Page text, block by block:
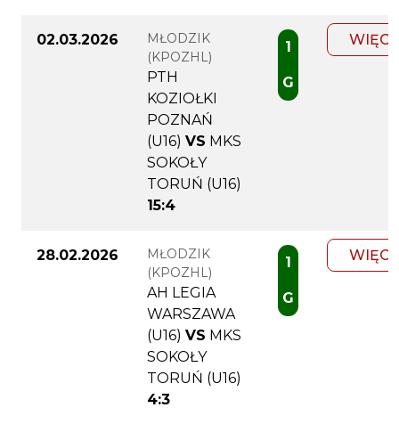
02.03.2026
MŁODZIK
(KPOZHL)
PTH
KOZIOŁKI
POZNAŃ
(U16) VS MKS
SOKOŁY
TORUŃ (U16)
15:4
1
G
28.02.2026
MŁODZIK
(KPOZHL)
AH LEGIA
WARSZAWA
(U16) VS MKS
SOKOŁY
TORUŃ (U16)
4:3
1
G